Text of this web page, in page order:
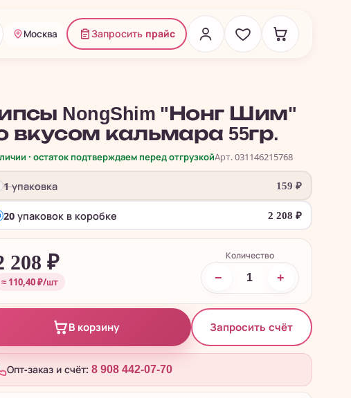
Москва Запросить прайс
NongShim "Нонг Шим"
вкусом кальмара 55гр.
· остаток подтверждаем перед отгрузкойАрт. 031146215768
1 упаковка 159₽
20 упаковок в коробке 2 208₽
208 ₽
≈ 110,40 ₽/шт
Количество
− +
В корзину Запросить счёт
Опт-заказ и счёт: 8 908 442-07-70